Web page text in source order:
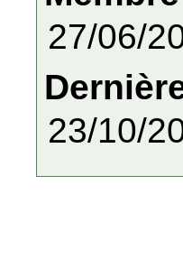
27/06/
23/10/